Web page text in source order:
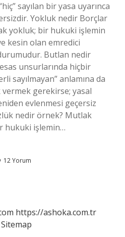
sayılan bir yasa uyarınca
Yokluk nedir Borçlar
yokluk; bir hukuki işlemin
kesin olan emredici
Butlan nedir
unsurlarında hiçbir
sayılmayan” anlamına da
gerekirse; yasal
evlenmesi geçersiz
nedir örnek? Mutlak
hukuki işlemin…
12 Yorum
https://ashoka.com.tr
Sitemap